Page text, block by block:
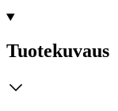
Tuotekuvaus